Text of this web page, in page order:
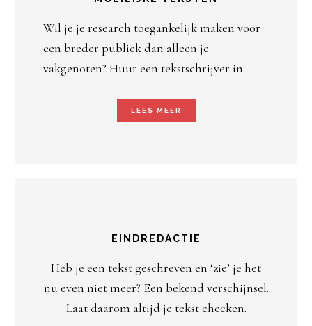
Wil je je research toegankelijk maken voor
een breder publiek dan alleen je
vakgenoten? Huur een tekstschrijver in.
LEES MEER
EINDREDACTIE
Heb je een tekst geschreven en ‘zie’ je het
nu even niet meer? Een bekend verschijnsel.
Laat daarom altijd je tekst checken.